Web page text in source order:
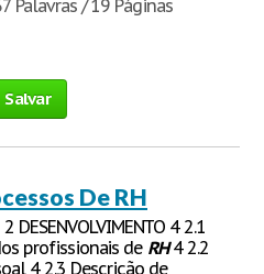
Palavras / 19 Páginas
Salvar
De RH
DESENVOLVIMENTO 4 2.1
profissionais de RH4 2.2
4 2.3 Descrição de